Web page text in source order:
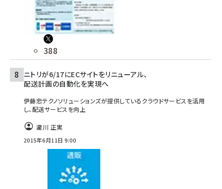
388
ニトリが6/17にECサイトをリニューアル、
配送計画の自動化を実現へ
伊藤忠テクノソリューションズが提供しているクラウドサービスを活用
し、配送サービスを向上
瀧川 正実
2015年6月11日 9:00